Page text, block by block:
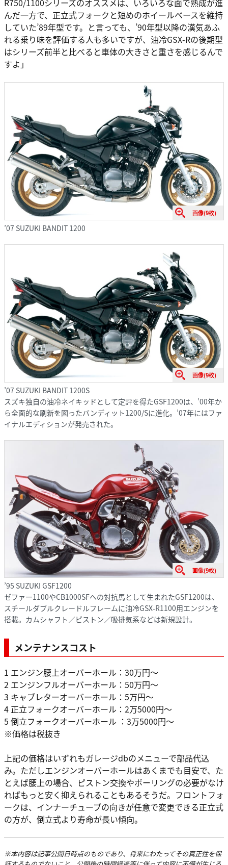
R750/1100シリーズのオススメは、いろいろな面で熟成が進
んだ一方で、正立式フォークと短めのホイールベースを維持
していた’89年型です。と言っても、’90年型以降の漢気あふ
れる乗り味を評価する人も多いですが、油冷GSX-Rの後期型
はシリーズ前半と比べると車体の大きさと重さを感じるんで
すよ」
画像(9枚)
’07 SUZUKI BANDIT 1200
画像(9枚)
’07 SUZUKI BANDIT 1200S
スズキ独自の油冷ネイキッドとして定評を得たGSF1200は、’00年か
ら全面的な刷新を図ったバンディット1200/Sに進化。’07年にはファ
イナルエディションが発売された。
画像(9枚)
’95 SUZUKI GSF1200
ゼファー1100やCB1000SFへの対抗馬として生まれたGSF1200は、
スチールダブルクレードルフレームに油冷GSX-R1100用エンジンを
搭載。カムシャフト／ピストン／吸排気系などは新規設計。
メンテナンスコスト
1 エンジン腰上オーバーホール：30万円～
2 エンジンフルオーバーホール：50万円～
3 キャブレターオーバーホール：5万円～
4 正立フォークオーバーホール：2万5000円～
5 倒立フォークオーバーホール ：3万5000円～
※価格は税抜き
上記の価格はいずれもガレージdbのメニューで部品代込
み。ただしエンジンオーバーホールはあくまでも目安で、た
とえば腰上の場合、ピストン交換やボーリングの必要がなけ
ればもっと安く抑えられることもあるそうだ。フロントフォ
ークは、インナーチューブの向きが任意で変更できる正立式
の方が、倒立式より寿命が長い傾向。
※本内容は記事公開日時点のものであり、将来にわたってその真正性を保